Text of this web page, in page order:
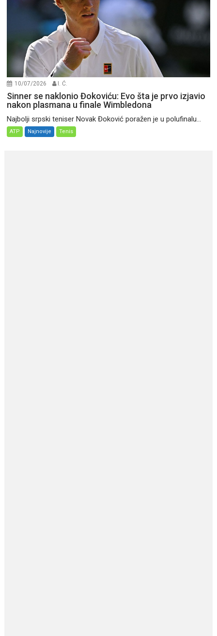
10/07/2026 I. Ć.
Sinner se naklonio Đokoviću: Evo šta je prvo izjavio
nakon plasmana u finale Wimbledona
Najbolji srpski teniser Novak Đoković poražen je u polufinalu...
ATP Najnovije Tenis